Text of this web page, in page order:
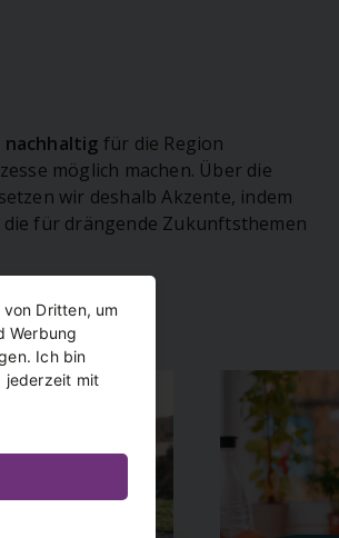
nachhaltig für die Region
möglich machen. Über die
wir deshalb Akzente, indem
für drängende Zukunftsthemen
Dritten, um
Werbung
Ich bin
jederzeit mit